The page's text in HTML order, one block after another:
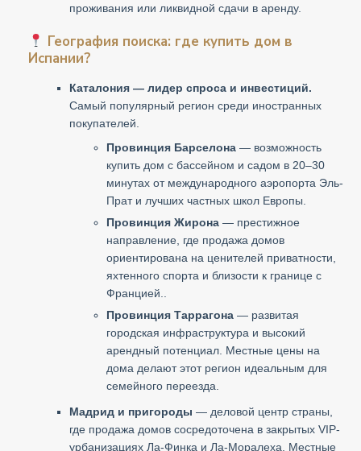
проживания или ликвидной сдачи в аренду.
География поиска: где купить дом в
Испании?
Каталония — лидер спроса и инвестиций.
Самый популярный регион среди иностранных
покупателей.
Провинция Барселона— возможность
купить дом с бассейном и садом в 20–30
минутах от международного аэропорта Эль-
Прат и лучших частных школ Европы.
Провинция Жирона— престижное
направление, где продажа домов
ориентирована на ценителей приватности,
яхтенного спорта и близости к границе с
Францией..
Провинция Таррагона — развитая
городская инфраструктура и высокий
арендный потенциал. Местные цены на
дома делают этот регион идеальным для
семейного переезда.
Мадрид и пригороды — деловой центр страны,
где продажа домов сосредоточена в закрытых VIP-
урбанизациях Ла-Финка и Ла-Моралеха. Местные